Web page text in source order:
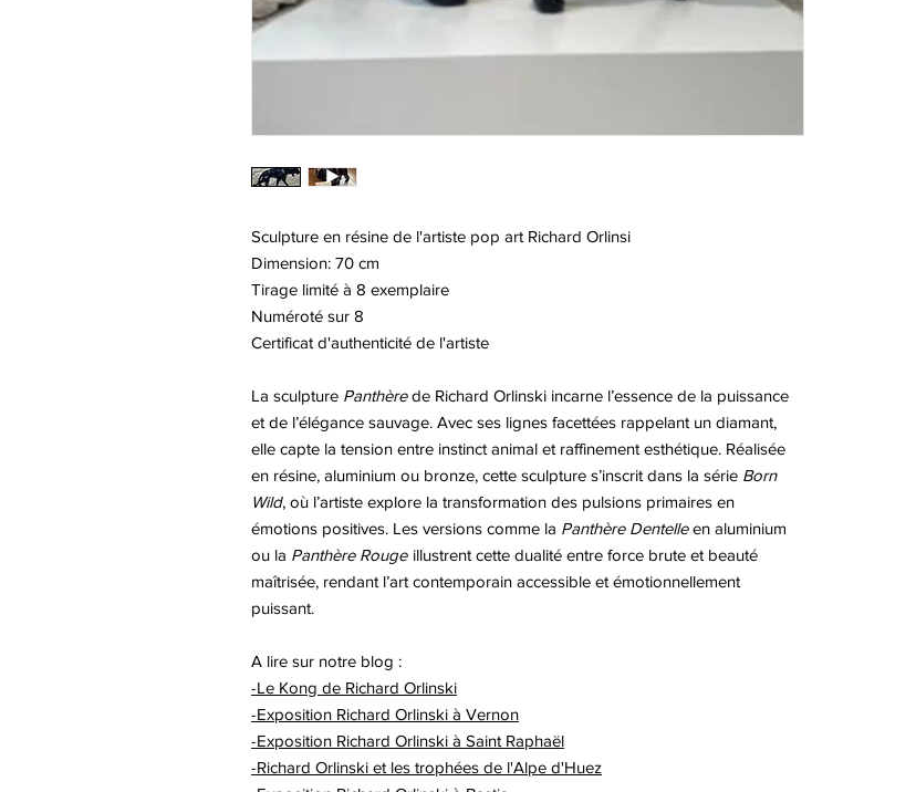
Sculpture en résine de l'artiste pop art Richard Orlinsi
Dimension: 70 cm
Tirage limité à 8 exemplaire
Numéroté sur 8
Certificat d'authenticité de l'artiste
La sculpture Panthèrede Richard Orlinski incarne l’essence de la puissance
et de l’élégance sauvage. Avec ses lignes facettées rappelant un diamant,
elle capte la tension entre instinct animal et raffinement esthétique. Réalisée
en résine, aluminium ou bronze, cette sculpture s’inscrit dans la série Born
Wild, où l’artiste explore la transformation des pulsions primaires en
émotions positives. Les versions comme la Panthère Dentelleen aluminium
ou la Panthère Rouge illustrent cette dualité entre force brute et beauté
maîtrisée, rendant l’art contemporain accessible et émotionnellement
puissant.
A lire sur notre blog :
-Le Kong de Richard Orlinski
-Exposition Richard Orlinski à Vernon
-Exposition Richard Orlinski à Saint Raphaël
-Richard Orlinski et les trophées de l'Alpe d'Huez